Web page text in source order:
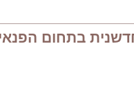
בתחום